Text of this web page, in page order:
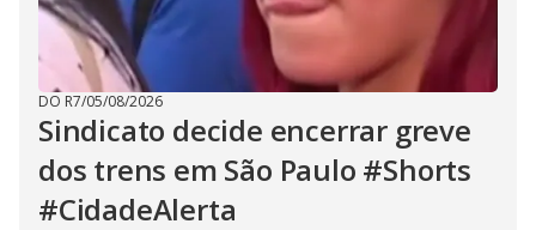
DO R7/05/08/2026
Sindicato decide encerrar greve
dos trens em São Paulo #Shorts
#CidadeAlerta